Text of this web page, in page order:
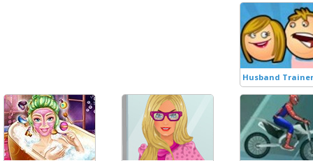
Husband Trainer